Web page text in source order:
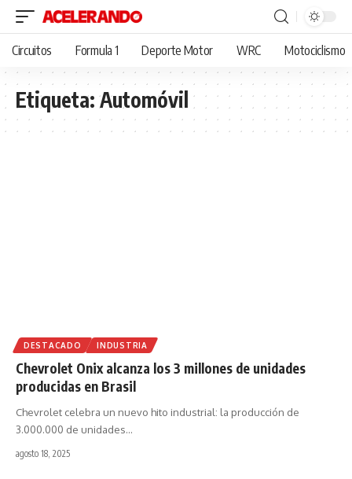
Circuitos Formula 1 Deporte Motor WRC Motociclismo
Etiqueta:Automóvil
DESTACADO INDUSTRIA
Chevrolet Onix alcanza los 3 millones de unidades
producidas en Brasil
Chevrolet celebra un nuevo hito industrial: la producción de
3.000.000 de unidades…
agosto 18, 2025